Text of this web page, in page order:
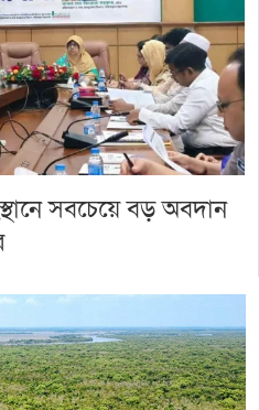
সবচেয়ে বড় অবদান